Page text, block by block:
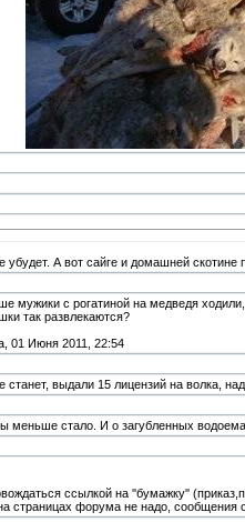
убудет. А вот сайге и домашней скотине
мужики с рогатиной на медведя
так развлекаются?
01 Июня 2011, 22:54
станет, выдали 15 лицензий на волка,
меньше стало. И о загубленных
ссылкой на ''бумажку''
страницах форума не надо,